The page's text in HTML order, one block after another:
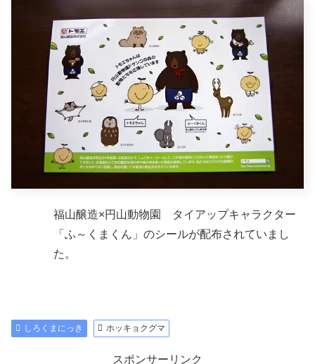
福山醸造×円山動物園 タイアップキャラクター
「ふ～くまくん」のシールが配布されていまし
た。
しろくまにっき ホッキョクグマ
スポンサーリンク